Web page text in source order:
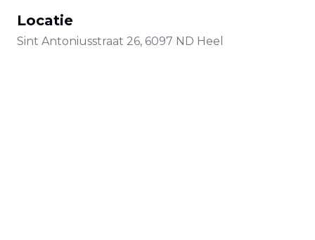
Locatie
Sint Antoniusstraat 26, 6097 ND Heel